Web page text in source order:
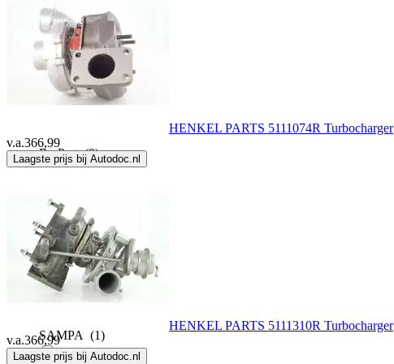
OSSCA(2)
PIERBURG(34)
Prime Turbo(59)
Re-Part(9)
Re-Part Sp Z O.O
REINZ(75)
RIDEX (963)
SAMPA (1)
HENKEL PARTS 5111074R Turbocharger
v.a.366,99
Laagste prijs bij Autodoc.nl
HENKEL PARTS 5111310R Turbocharger
v.a.366,99
Laagste prijs bij Autodoc.nl